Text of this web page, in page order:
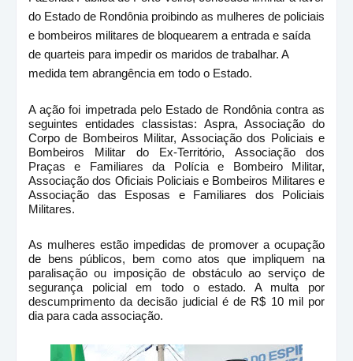
do Estado de Rondônia proibindo as mulheres de policiais
e bombeiros militares de bloquearem a entrada e saída
de quarteis para impedir os maridos de trabalhar. A
medida tem abrangência em todo o Estado.
A ação foi impetrada pelo Estado de Rondônia contra as
seguintes entidades classistas: Aspra, Associação do
Corpo de Bombeiros Militar, Associação dos Policiais e
Bombeiros Militar do Ex-Território, Associação dos
Praças e Familiares da Polícia e Bombeiro Militar,
Associação dos Oficiais Policiais e Bombeiros Militares e
Associação das Esposas e Familiares dos Policiais
Militares.
As mulheres estão impedidas de promover a ocupação
de bens públicos, bem como atos que impliquem na
paralisação ou imposição de obstáculo ao serviço de
segurança policial em todo o estado. A multa por
descumprimento da decisão judicial é de R$ 10 mil por
dia para cada associação.